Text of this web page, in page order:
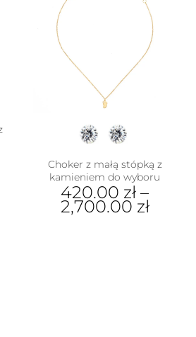
Choker z małą stópką z
kamieniem do wyboru
420.00 zł –
2,700.00 zł